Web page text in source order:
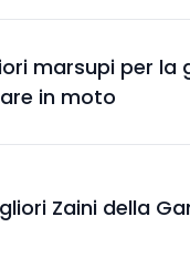
marsupi per la
in moto
Zaini della